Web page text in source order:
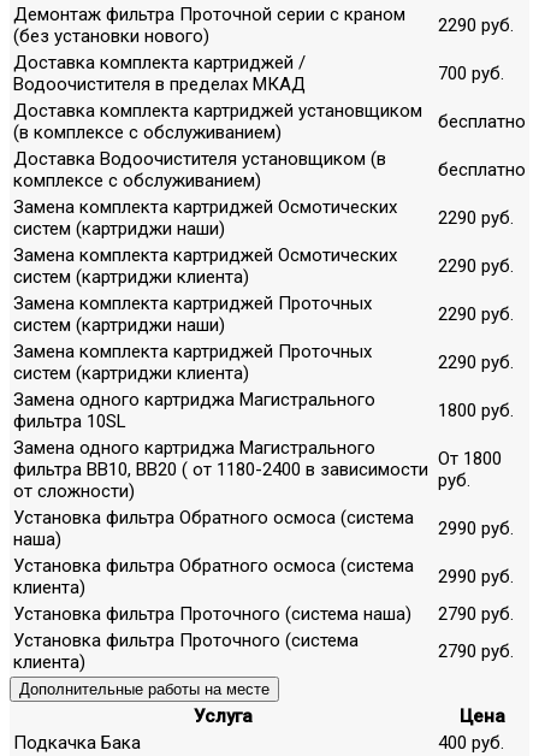
Демонтаж фильтра Проточной серии с краном
(без установки нового)
2290 руб.
Доставка комплекта картриджей /
Водоочистителя в пределах МКАД
700 руб.
Доставка комплекта картриджей установщиком
(в комплексе с обслуживанием)
бесплатно
Доставка Водоочистителя установщиком (в
комплексе с обслуживанием)
бесплатно
Замена комплекта картриджей Осмотических
систем (картриджи наши)
2290 руб.
Замена комплекта картриджей Осмотических
систем (картриджи клиента)
2290 руб.
Замена комплекта картриджей Проточных
систем (картриджи наши)
2290 руб.
Замена комплекта картриджей Проточных
систем (картриджи клиента)
2290 руб.
Замена одного картриджа Магистрального
фильтра 10SL
1800 руб.
Замена одного картриджа Магистрального
фильтра ВВ10, ВВ20 ( от 1180-2400 в зависимости
от сложности)
От 1800
руб.
Установка фильтра Обратного осмоса (система
наша)
2990 руб.
Установка фильтра Обратного осмоса (система
клиента)
2990 руб.
Установка фильтра Проточного (система наша)
2790 руб.
Установка фильтра Проточного (система
клиента)
2790 руб.
Дополнительные работы на месте
Услуга
Цена
Подкачка Бака
400 руб.